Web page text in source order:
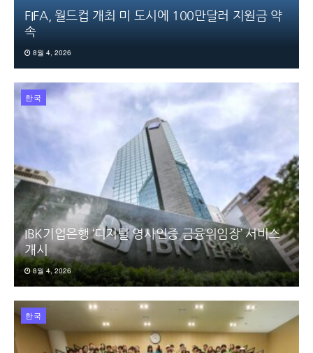
FIFA, 월드컵 개최 미 도시에 100만달러 지원금 약
속
8월 4, 2026
한국
IBK기업은행 ‘디지털 영사인증 금융위임장’ 서비스
개시
8월 4, 2026
한국